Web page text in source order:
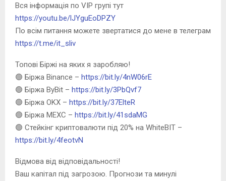
Вся інформація по VIP групі тут
https://youtu.be/lJYguEoDPZY
По всім питання можете звертатися до мене в телеграм
https://t.me/it_sliv
Топові Біржі на яких я заробляю!
🟢 Біржа Binance – https://bit.ly/4nW06rE
🟢 Біржа ByBit – https://bit.ly/3PbQvf7
🟢 Біржа OKX – https://bit.ly/37ElteR
🟢 Біржа MEXC – https://bit.ly/41sdaMG
🟢 Стейкінг криптовалюти під 20% на WhiteBIT –
https://bit.ly/4feotvN
Відмова від відповідальності!
Ваш капітал під загрозою. Прогнози та минулі